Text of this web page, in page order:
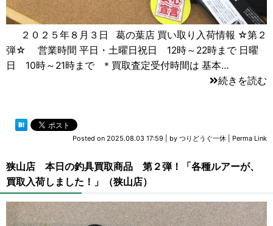
２０２５年８月３日 葛の葉店 買い取り入荷情報 ☆第２
弾☆ 営業時間 平日・土曜日祝日 12時～22時まで 日曜
日 10時～21時まで ＊買取査定受付時間は 基本…
続きを読む
Posted on 2025.08.03 17:59 by つりどうぐ一休 Perma Link
狭山店 本日の釣具買取商品 第２弾！「各種ルアーが、
買取入荷しました！」（狭山店）